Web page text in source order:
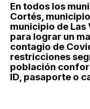
En todos los
Cortés,
municipio de Las
para lograr un
contagio de
restricciones
población
ID, pasaporte o